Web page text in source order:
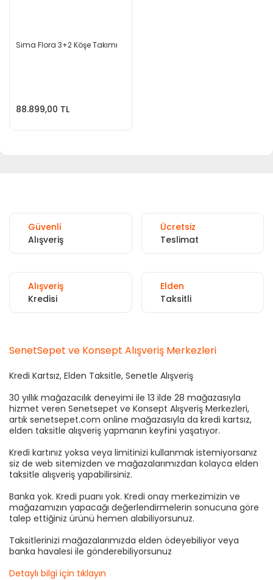
Sima Flora 3+2 Köşe Takımı
88.899,00 TL
Güvenli
Alışveriş
Ücretsiz
Teslimat
Alışveriş
Kredisi
Elden
Taksitli
SenetSepet ve Konsept Alışveriş Merkezleri
Kredi Kartsız, Elden Taksitle, Senetle Alışveriş
30 yıllık mağazacılık deneyimi ile 13 ilde 28 mağazasıyla
hizmet veren Senetsepet ve Konsept Alışveriş Merkezleri,
artık senetsepet.com online mağazasıyla da kredi kartsız,
elden taksitle alışveriş yapmanın keyfini yaşatıyor.
Kredi kartınız yoksa veya limitinizi kullanmak istemiyorsanız
siz de web sitemizden ve mağazalarımızdan kolayca elden
taksitle alışveriş yapabilirsiniz.
Banka yok. Kredi puanı yok. Kredi onay merkezimizin ve
mağazamızın yapacağı değerlendirmelerin sonucuna göre
talep ettiğiniz ürünü hemen alabiliyorsunuz.
Taksitlerinizi mağazalarımızda elden ödeyebiliyor veya
banka havalesi ile gönderebiliyorsunuz
Detaylı bilgi için tıklayın